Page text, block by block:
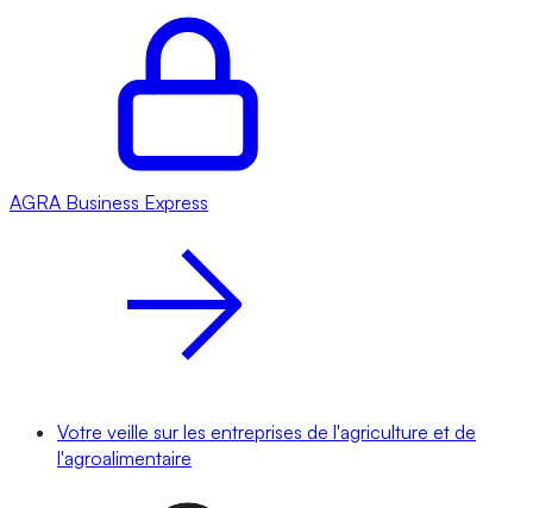
AGRA Business Express
Votre veille sur les entreprises de l'agriculture et de
l'agroalimentaire